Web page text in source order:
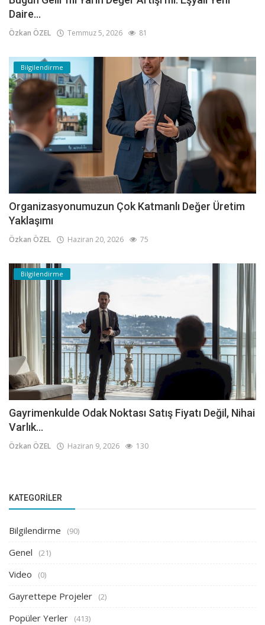
Daire...
Özkan ÖZEL Temmuz 5, 2026 81
Bilgilendirme
Organizasyonumuzun Çok Katmanlı Değer Üretim
Yaklaşımı
Özkan ÖZEL Haziran 20, 2026 75
Bilgilendirme
Gayrimenkulde Odak Noktası Satış Fiyatı Değil, Nihai
Varlık...
Özkan ÖZEL Haziran 9, 2026 130
KATEGORILER
Bilgilendirme (90)
Genel (21)
Video (0)
Gayrettepe Projeler (2)
Popüler Yerler (413)